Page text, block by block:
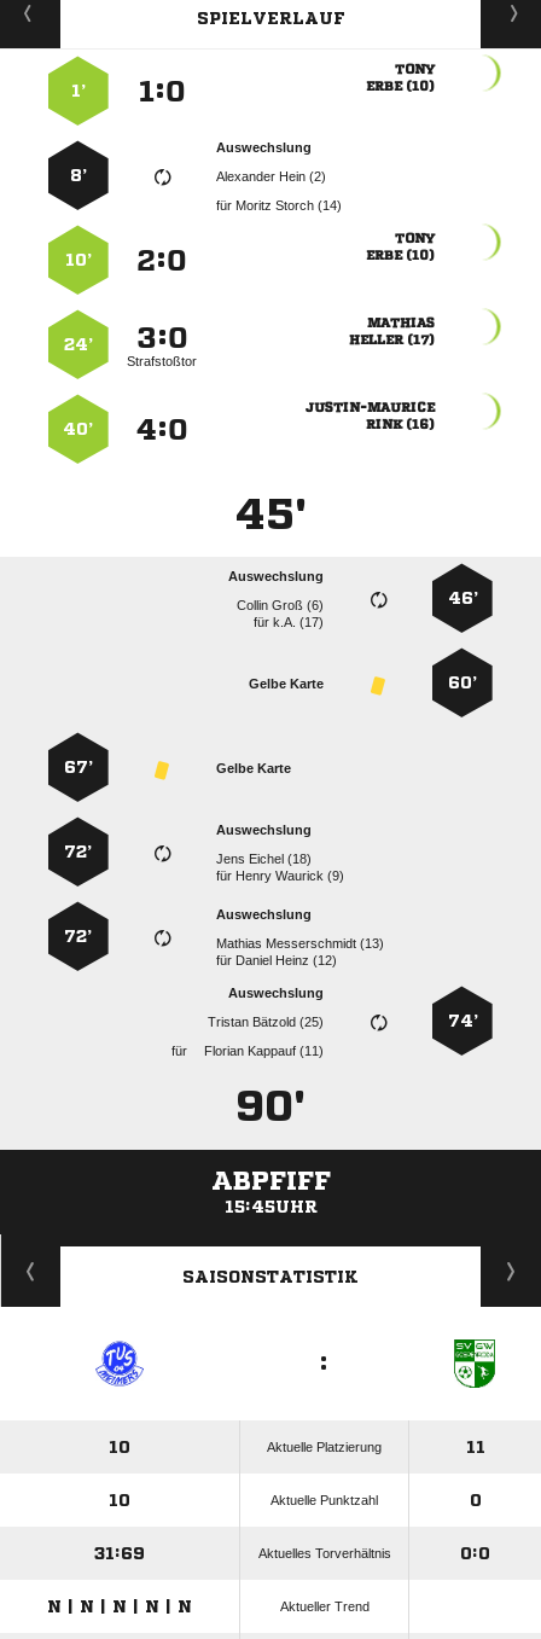
SPIELVERLAUF

 
:
1’
Auswechslung
  
für   
8’

 
:
10’

 
:
Strafstoßtor
24’

 
:
40’
45'
46’
Auswechslung
  
fürk.A. (17)
60’
Gelbe Karte
Gelbe Karte
67’
Auswechslung
  
für   
72’
Auswechslung
  
für   
72’
74’
Auswechslung
  
für
  
90'
ABPFIFF
15:45UHR
ANZEIGE
SAISONSTATISTIK
:
10 Aktuelle Platzierung 11
10 Aktuelle Punktzahl 0
31:69 Aktuelles Torverhältnis 0:0
N | N | N | N | N Aktueller Trend